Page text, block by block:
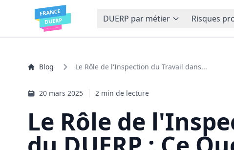
DUERP par métier Risques
Blog Le Rôle de l'Inspection du Travail dans...
20 mars 2025 2 min de lecture
Le Rôle de